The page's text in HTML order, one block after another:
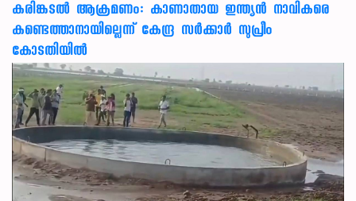
കരിങ്കടൽ ആക്രമണം: കാണാതായ ഇന്ത്യൻ നാവികരെ
കണ്ടെത്താനായില്ലെന്ന് കേന്ദ്ര സർക്കാർ സുപ്രീം
കോടതിയിൽ